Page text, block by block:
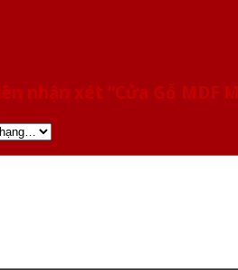
nhận xét “Cửa Gỗ MDF